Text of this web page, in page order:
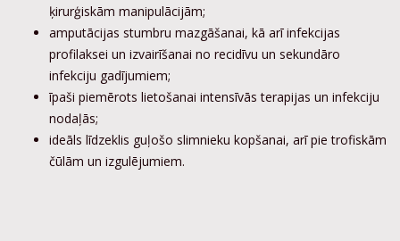
ķirurģiskām manipulācijām;
amputācijas stumbru mazgāšanai, kā arī infekcijas
profilaksei un izvairīšanai no recidīvu un sekundāro
infekciju gadījumiem;
īpaši piemērots lietošanai intensīvās terapijas un infekciju
nodaļās;
ideāls līdzeklis guļošo slimnieku kopšanai, arī pie trofiskām
čūlām un izgulējumiem.